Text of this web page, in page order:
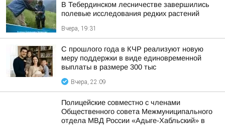
В Тебердинском лесничестве завершились
полевые исследования редких растений
Вчера, 19:31
С прошлого года в КЧР реализуют новую
меру поддержки в виде единовременной
выплаты в размере 300 тыс
Вчера, 22:09
Полицейские совместно с членами
Общественного совета Межмуниципального
отдела МВД России «Адыге-Хабльский» в